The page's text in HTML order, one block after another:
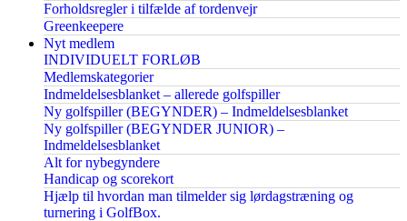
Forholdsregler i tilfælde af tordenvejr
Greenkeepere
Nyt medlem
INDIVIDUELT FORLØB
Medlemskategorier
Indmeldelsesblanket – allerede golfspiller
Ny golfspiller (BEGYNDER) – Indmeldelsesblanket
Ny golfspiller (BEGYNDER JUNIOR) –
Indmeldelsesblanket
Alt for nybegyndere
Handicap og scorekort
Hjælp til hvordan man tilmelder sig lørdagstræning og
turnering i GolfBox.